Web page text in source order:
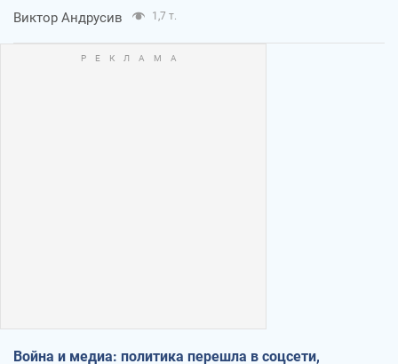
Виктор Андрусив 1,7 т.
Война и медиа: политика перешла в соцсети,